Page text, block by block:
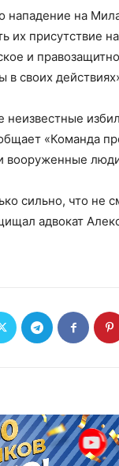
нападение на
их присутствие
и
в своих
«Команда
вооруженные
сильно, что не
адвокат